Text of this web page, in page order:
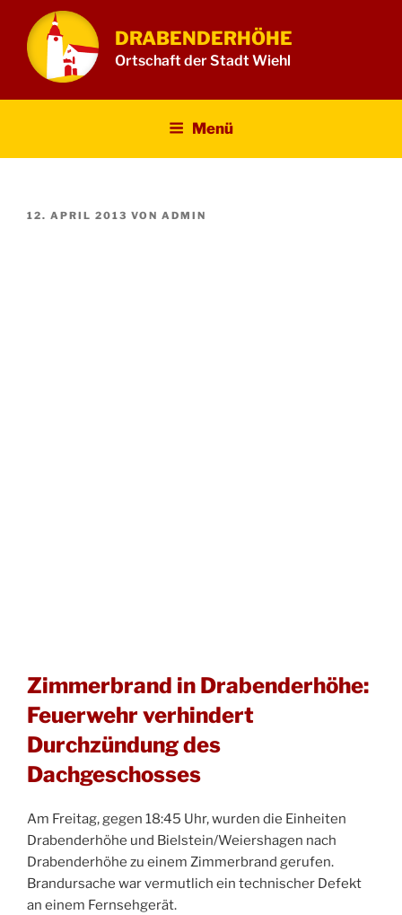
Inhalt
springen
DRABENDERHÖHE
Ortschaft der Stadt Wiehl
Menü
VERÖFFENTLICHT
12. APRIL 2013 VON ADMIN
Zimmerbrand in Drabenderhöhe:
Feuerwehr verhindert
Durchzündung des
Dachgeschosses
Am Freitag, gegen 18:45 Uhr, wurden die Einheiten
Drabenderhöhe und Bielstein/Weiershagen nach
Drabenderhöhe zu einem Zimmerbrand gerufen.
Brandursache war vermutlich ein technischer Defekt
an einem Fernsehgerät.